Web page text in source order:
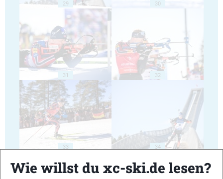
29 30
31 32
33 34
Wie willst du xc-ski.de lesen?